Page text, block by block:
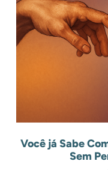
Você já Sabe
Sem